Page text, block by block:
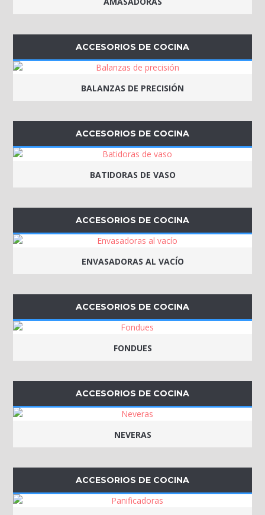
ACCESORIOS DE COCINA
BALANZAS DE PRECISIÓN
ACCESORIOS DE COCINA
BATIDORAS DE VASO
ACCESORIOS DE COCINA
ENVASADORAS AL VACÍO
ACCESORIOS DE COCINA
FONDUES
ACCESORIOS DE COCINA
NEVERAS
ACCESORIOS DE COCINA